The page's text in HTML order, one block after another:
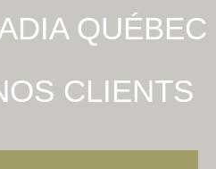
QUÉBEC
CLIENTS